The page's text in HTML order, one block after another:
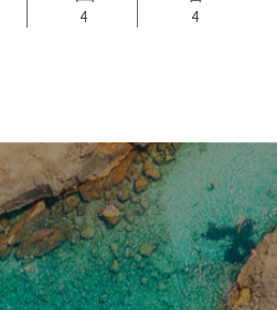
4 4